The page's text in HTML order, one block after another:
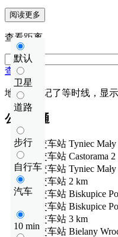
阅读更多
默认
卫星
道路
步行
自行车
汽车
10 min
查看距离
查看距离
地图上标记了等时线，显
公共交通
公交车站 Tyniec Mały
公交车站 Castorama 2
公交车站 Tyniec
公交车站 2 km
公交车站 Biskupice
公交车站 Biskupice
公交车站 3 km
公交车站 Bielany